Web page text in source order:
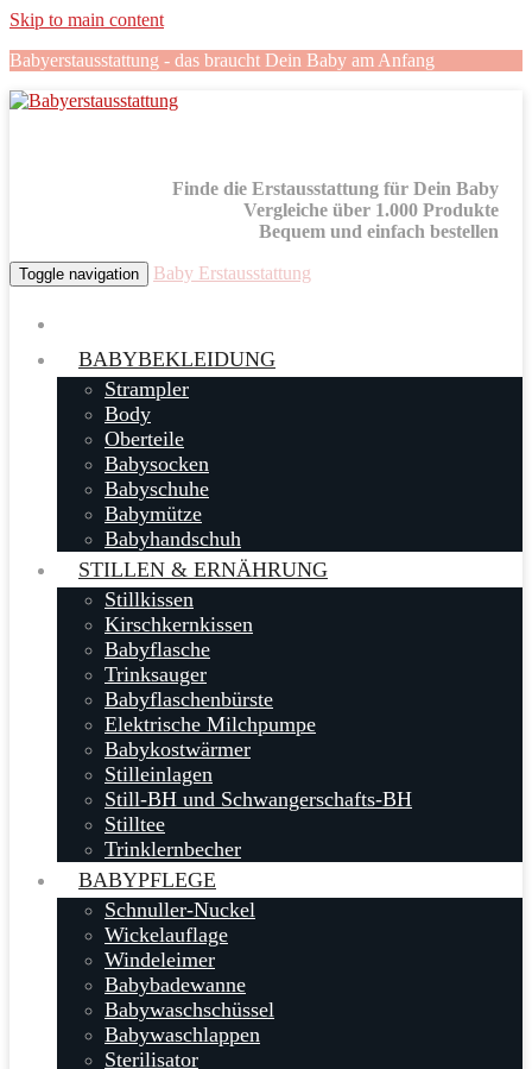
Skip to main content
Babyerstausstattung - das braucht Dein Baby am Anfang
Finde die Erstausstattung für Dein Baby
Vergleiche über 1.000 Produkte
Bequem und einfach bestellen
Toggle navigation Baby Erstausstattung
BABYBEKLEIDUNG
Strampler
Body
Oberteile
Babysocken
Babyschuhe
Babymütze
Babyhandschuh
STILLEN & ERNÄHRUNG
Stillkissen
Kirschkernkissen
Babyflasche
Trinksauger
Babyflaschenbürste
Elektrische Milchpumpe
Babykostwärmer
Stilleinlagen
Still-BH und Schwangerschafts-BH
Stilltee
Trinklernbecher
BABYPFLEGE
Schnuller-Nuckel
Wickelauflage
Windeleimer
Babybadewanne
Babywaschschüssel
Babywaschlappen
Sterilisator